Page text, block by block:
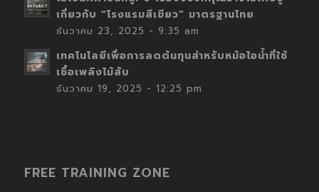
เกี่ยวกับ “โรงแรมสีเขียว” มาตรฐานไทย
ธันวาคม 23, 2025 - 9:35 am
เทคโนโลยีเพื่อการลดต้นทุนสำหรับหม้อไอน้ำที่ใช้
เชื้อเพลิงไม้สับ
ธันวาคม 19, 2025 - 12:25 pm
FREE TRAINING ZONE